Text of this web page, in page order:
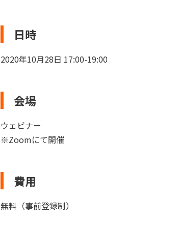
日時
2020年10月28日 17:00-19:00
会場
ウェビナー
※Zoomにて開催
費用
無料（事前登録制）